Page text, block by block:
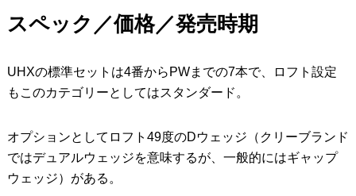
スペック／価格／発売時期
UHXの標準セットは4番からPWまでの7本で、ロフト設定
もこのカテゴリーとしてはスタンダード。
オプションとしてロフト49度のDウェッジ（クリーブランド
ではデュアルウェッジを意味するが、一般的にはギャップ
ウェッジ）がある。